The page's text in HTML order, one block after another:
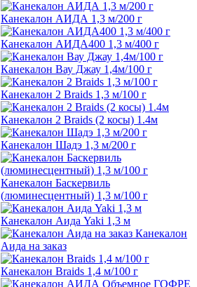
Канекалон АИДА 1,3 м/200 г
Канекалон АИДА400 1,3 м/400 г
Канекалон Вау Джау 1,4м/100 г
Канекалон 2 Braids 1,3 м/100 г
Канекалон 2 Braids (2 косы) 1.4м
Канекалон Шадэ 1,3 м/200 г
Канекалон Баскервиль
(люминесцентный) 1,3 м/100 г
Канекалон Аида Yaki 1,3 м
Канекалон
Аида на заказ
Канекалон Braids 1,4 м/100 г